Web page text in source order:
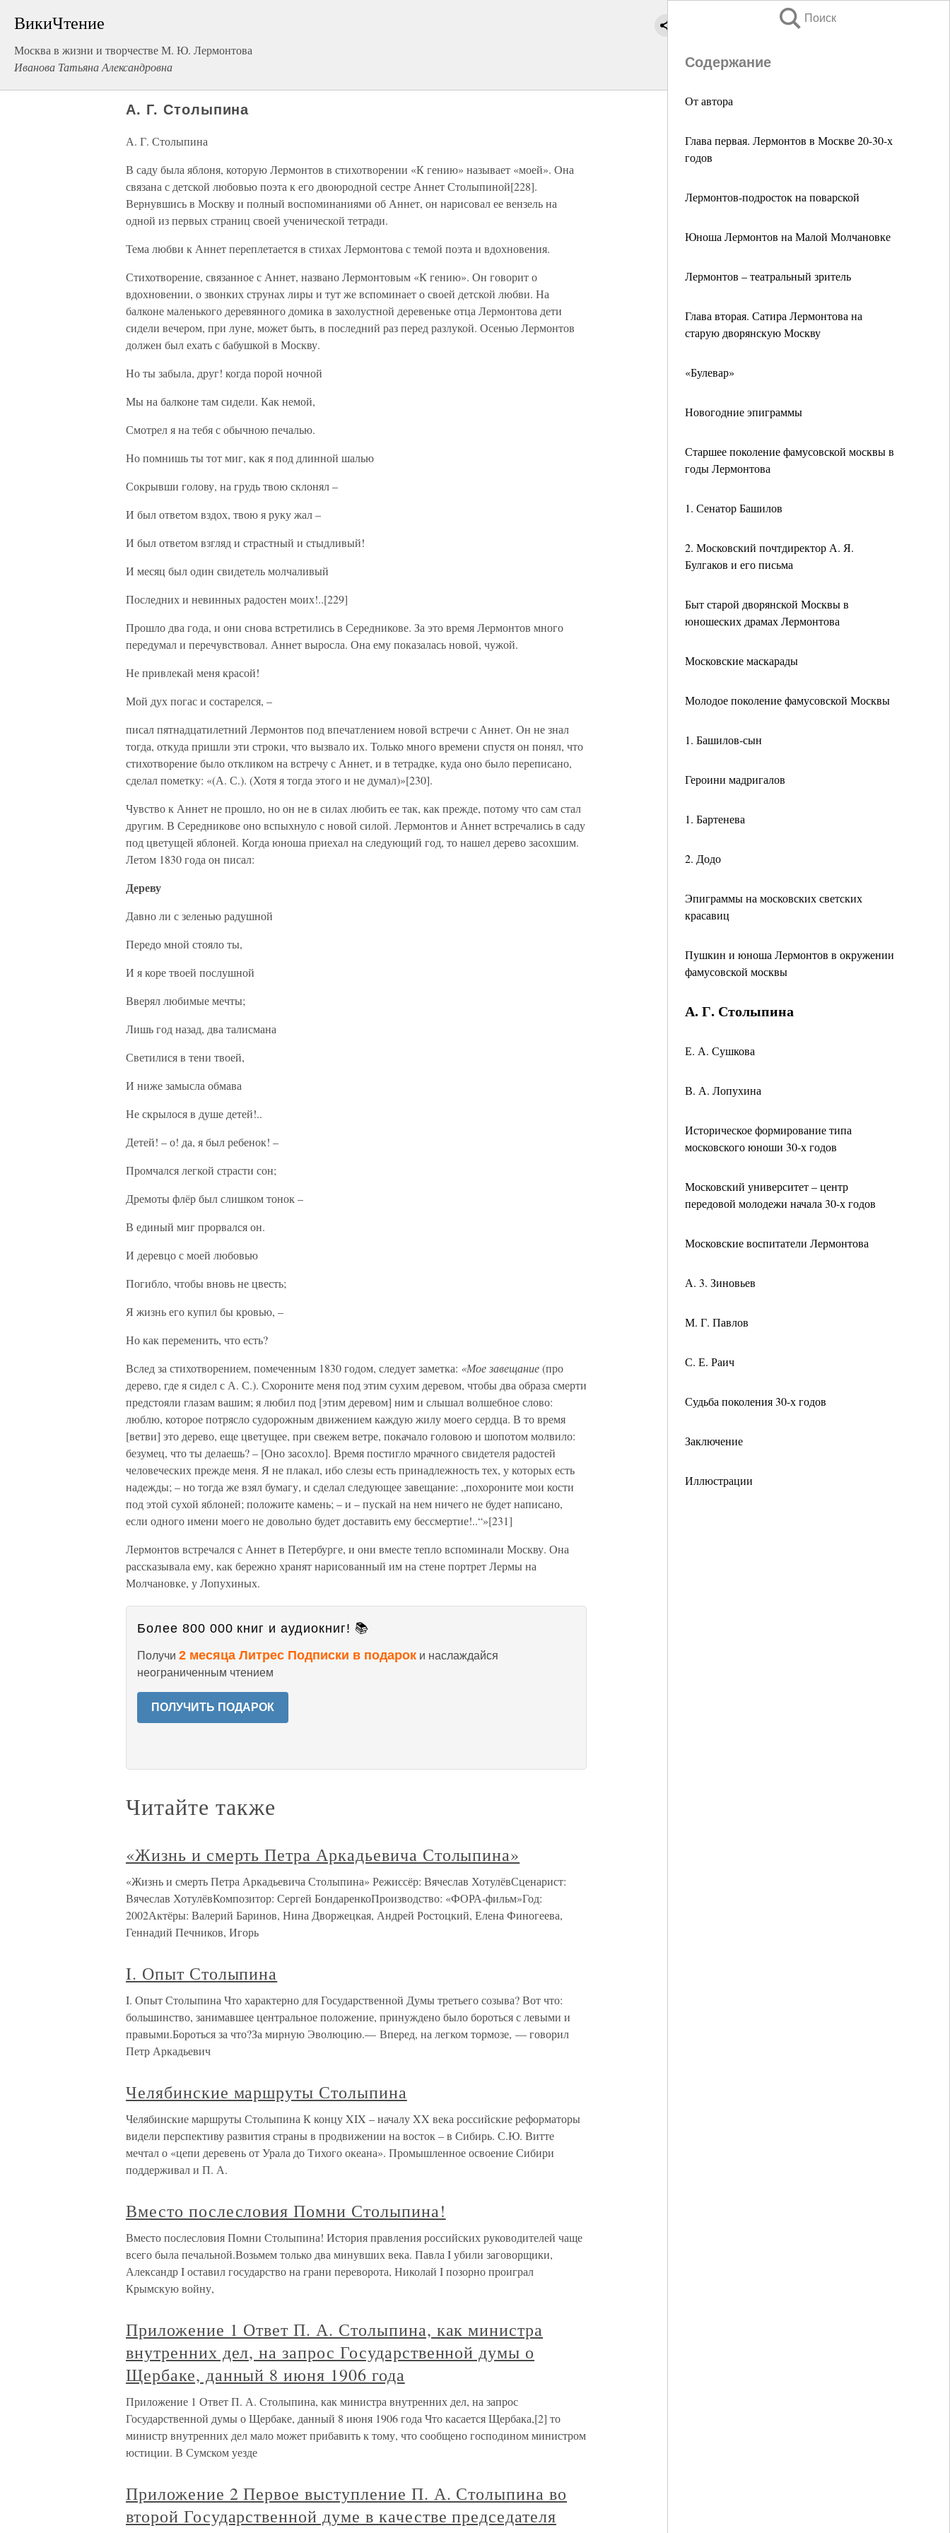
ВикиЧтение
Москва в жизни и творчестве М. Ю. Лермонтова
Иванова Татьяна Александровна
Поиск
Содержание
От автора
Глава первая. Лермонтов в Москве 20-30-х
годов
Лермонтов-подросток на поварской
Юноша Лермонтов на Малой Молчановке
Лермонтов – театральный зритель
Глава вторая. Сатира Лермонтова на
старую дворянскую Москву
«Булевар»
Новогодние эпиграммы
Старшее поколение фамусовской москвы в
годы Лермонтова
1. Сенатор Башилов
2. Московский почтдиректор А. Я.
Булгаков и его письма
Быт старой дворянской Москвы в
юношеских драмах Лермонтова
Московские маскарады
Молодое поколение фамусовской Москвы
1. Башилов-сын
Героини мадригалов
1. Бартенева
2. Додо
Эпиграммы на московских светских
красавиц
Пушкин и юноша Лермонтов в окружении
фамусовской москвы
А. Г. Столыпина
Е. А. Сушкова
В. А. Лопухина
Историческое формирование типа
московского юноши 30-х годов
Московский университет – центр
передовой молодежи начала 30-х годов
Московские воспитатели Лермонтова
А. 3. Зиновьев
М. Г. Павлов
С. Е. Раич
Судьба поколения 30-х годов
Заключение
Иллюстрации
А. Г. Столыпина
А. Г. Столыпина
В саду была яблоня, которую Лермонтов в стихотворении «К гению» называет «моей». Она
связана с детской любовью поэта к его двоюродной сестре Аннет Столыпиной[228].
Вернувшись в Москву и полный воспоминаниями об Аннет, он нарисовал ее вензель на
одной из первых страниц своей ученической тетради.
Тема любви к Аннет переплетается в стихах Лермонтова с темой поэта и вдохновения.
Стихотворение, связанное с Аннет, названо Лермонтовым «К гению». Он говорит о
вдохновении, о звонких струнах лиры и тут же вспоминает о своей детской любви. На
балконе маленького деревянного домика в захолустной деревеньке отца Лермонтова дети
сидели вечером, при луне, может быть, в последний раз перед разлукой. Осенью Лермонтов
должен был ехать с бабушкой в Москву.
Но ты забыла, друг! когда порой ночной
Мы на балконе там сидели. Как немой,
Смотрел я на тебя с обычною печалью.
Но помнишь ты тот миг, как я под длинной шалью
Сокрывши голову, на грудь твою склонял –
И был ответом вздох, твою я руку жал –
И был ответом взгляд и страстный и стыдливый!
И месяц был один свидетель молчаливый
Последних и невинных радостен моих!..[229]
Прошло два года, и они снова встретились в Середникове. За это время Лермонтов много
передумал и перечувствовал. Аннет выросла. Она ему показалась новой, чужой.
Не привлекай меня красой!
Мой дух погас и состарелся, –
писал пятнадцатилетний Лермонтов под впечатлением новой встречи с Аннет. Он не знал
тогда, откуда пришли эти строки, что вызвало их. Только много времени спустя он понял, что
стихотворение было откликом на встречу с Аннет, и в тетрадке, куда оно было переписано,
сделал пометку: «(А. С.). (Хотя я тогда этого и не думал)»[230].
Чувство к Аннет не прошло, но он не в силах любить ее так, как прежде, потому что сам стал
другим. В Середникове оно вспыхнуло с новой силой. Лермонтов и Аннет встречались в саду
под цветущей яблоней. Когда юноша приехал на следующий год, то нашел дерево засохшим.
Летом 1830 года он писал:
Дереву
Давно ли с зеленью радушной
Передо мной стояло ты,
И я коре твоей послушной
Вверял любимые мечты;
Лишь год назад, два талисмана
Светилися в тени твоей,
И ниже замысла обмава
Не скрылося в душе детей!..
Детей! – о! да, я был ребенок! –
Промчался легкой страсти сон;
Дремоты флёр был слишком тонок –
В единый миг прорвался он.
И деревцо с моей любовью
Погибло, чтобы вновь не цвесть;
Я жизнь его купил бы кровью, –
Но как переменить, что есть?
Вслед за стихотворением, помеченным 1830 годом, следует заметка: «Мое завещание(про
дерево, где я сидел с А. С.). Схороните меня под этим сухим деревом, чтобы два образа смерти
предстояли глазам вашим; я любил под [этим деревом] ним и слышал волшебное слово:
люблю, которое потрясло судорожным движением каждую жилу моего сердца. В то время
[ветви] это дерево, еще цветущее, при свежем ветре, покачало головою и шопотом молвило:
безумец, что ты делаешь? – [Оно засохло]. Время постигло мрачного свидетеля радостей
человеческих прежде меня. Я не плакал, ибо слезы есть принадлежность тех, у которых есть
надежды; – но тогда же взял бумагу, и сделал следующее завещание: „похороните мои кости
под этой сухой яблоней; положите камень; – и – пускай на нем ничего не будет написано,
если одного имени моего не довольно будет доставить ему бессмертие!..“»[231]
Лермонтов встречался с Аннет в Петербурге, и они вместе тепло вспоминали Москву. Она
рассказывала ему, как бережно хранят нарисованный им на стене портрет Лермы на
Молчановке, у Лопухиных.
Более 800 000 книг и аудиокниг! 📚
Получи 2 месяца Литрес Подписки в подарок и наслаждайся
неограниченным чтением
ПОЛУЧИТЬ ПОДАРОК
Читайте также
«Жизнь и смерть Петра Аркадьевича Столыпина»
«Жизнь и смерть Петра Аркадьевича Столыпина» Режиссёр: Вячеслав ХотулёвСценарист:
Вячеслав ХотулёвКомпозитор: Сергей БондаренкоПроизводство: «ФОРА-фильм»Год:
2002Актёры: Валерий Баринов, Нина Дворжецкая, Андрей Ростоцкий, Елена Финогеева,
Геннадий Печников, Игорь
I. Опыт Столыпина
I. Опыт Столыпина Что характерно для Государственной Думы третьего созыва? Вот что:
большинство, занимавшее центральное положение, принуждено было бороться с левыми и
правыми.Бороться за что?За мирную Эволюцию.— Вперед, на легком тормозе, — говорил
Петр Аркадьевич
Челябинские маршруты Столыпина
Челябинские маршруты Столыпина К концу XIX – началу XX века российские реформаторы
видели перспективу развития страны в продвижении на восток – в Сибирь. С.Ю. Витте
мечтал о «цепи деревень от Урала до Тихого океана». Промышленное освоение Сибири
поддерживал и П. А.
Вместо послесловия Помни Столыпина!
Вместо послесловия Помни Столыпина! История правления российских руководителей чаще
всего была печальной.Возьмем только два минувших века. Павла I убили заговорщики,
Александр I оставил государство на грани переворота, Николай I позорно проиграл
Крымскую войну,
Приложение 1 Ответ П. А. Столыпина, как министра
внутренних дел, на запрос Государственной думы о
Щербаке, данный 8 июня 1906 года
Приложение 1 Ответ П. А. Столыпина, как министра внутренних дел, на запрос
Государственной думы о Щербаке, данный 8 июня 1906 года Что касается Щербака,[2] то
министр внутренних дел мало может прибавить к тому, что сообщено господином министром
юстиции. В Сумском уезде
Приложение 2 Первое выступление П. А. Столыпина во
второй Государственной думе в качестве председателя